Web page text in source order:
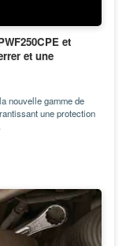
et
et une
nouvelle gamme de
une protection